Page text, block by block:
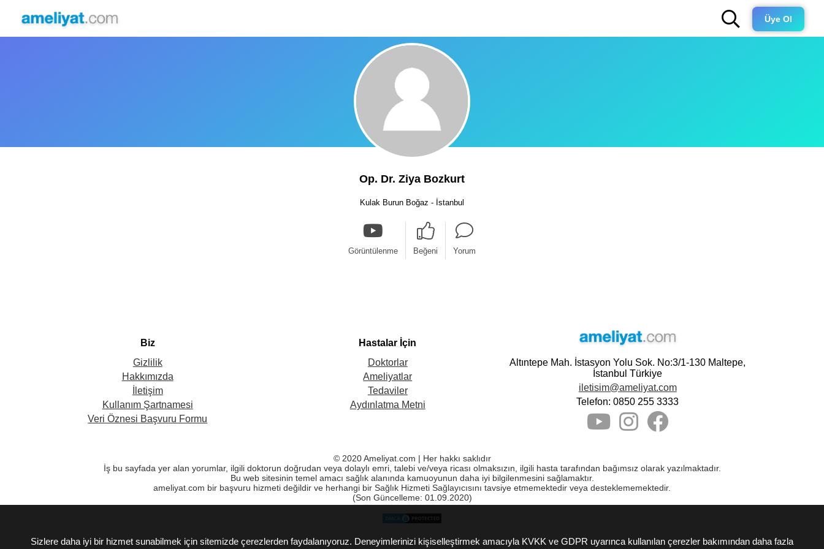
Üye Ol
Sizlere daha iyi bir hizmet sunabilmek için sitemizde çerezlerden faydalanıyoruz. Deneyimlerinizi kişiselleştirmek amacıyla KVKK ve GDPR uyarınca kullanılan çerezler bakımından daha fazla
Op. Dr. Ziya Bozkurt
Kulak Burun Boğaz - İstanbul
Görüntülenme Beğeni Yorum
Biz
Gizlilik
Hakkımızda
İletişim
Kullanım Şartnamesi
Veri Öznesi Başvuru Formu
Hastalar İçin
Doktorlar
Ameliyatlar
Tedaviler
Aydınlatma Metni
Altıntepe Mah. İstasyon Yolu Sok. No:3/1-130 Maltepe,
İstanbul Türkiye
iletisim@ameliyat.com
Telefon: 0850 255 3333
© 2020 Ameliyat.com | Her hakkı saklıdır
İş bu sayfada yer alan yorumlar, ilgili doktorun doğrudan veya dolaylı emri, talebi ve/veya ricası olmaksızın, ilgili hasta tarafından bağımsız olarak yazılmaktadır.
Bu web sitesinin temel amacı sağlık alanında kamuoyunun daha iyi bilgilenmesini sağlamaktır.
ameliyat.com bir başvuru hizmeti değildir ve herhangi bir Sağlık Hizmeti Sağlayıcısını tavsiye etmemektedir veya desteklememektedir.
(Son Güncelleme: 01.09.2020)